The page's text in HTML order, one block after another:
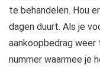
te behandelen. Hou
dagen duurt. Als je
aankoopbedrag
nummer waarmee je